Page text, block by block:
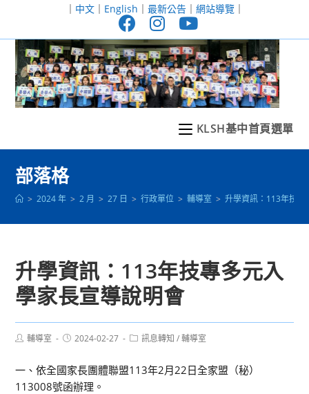
至
｜ 中文｜ English ｜ 最新公告｜ 網站導覽｜
KLSH基中首頁選單
部落格
> 2024 年 > 2 月 > 27 日 > 行政單位 > 輔導室 > 升學資訊：113年技
升學資訊：113年技專多元入
學家長宣導說明會
Post輔導室
Post2024-02-27
Post訊息轉知 / 輔導室
一、依全國家長團體聯盟113年2月22日全家盟（秘）
113008號函辦理。